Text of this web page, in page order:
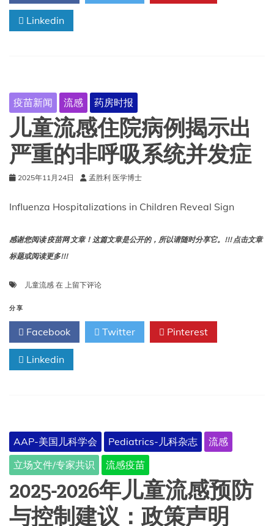
亡
数
儿
科
医
生
可
提
前
预
一
疫
苗
Linkedin
疫苗新闻 流感 药房时报
儿童流感住院病例揭示出
严重的非呼吸系统并发症
2025年11月24日 孟胜利 医学博士
Influenza Hospitalizations in Children Reveal Sign
感谢您阅读 疫苗网 文章！这篇文章是公开的，所以请随时分享它。!!! 点击文章
标题或阅读更多!!!
儿童流感 在 儿
感
住
院
例
重
的
非
呼
系
并
上留下评论
分享
Facebook Twitter Pinterest
Linkedin
AAP-美国儿科学会 Pediatrics-儿科杂志
流感
立场文件/专家共识
流感疫苗
2025-2026年儿童流感预防
与控制建议：政策声明